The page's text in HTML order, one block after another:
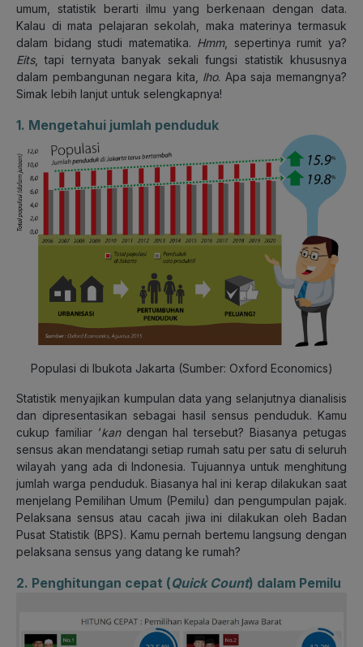
umum, statistik berarti ilmu yang berkenaan dengan data.
Kalau di mata pelajaran sekolah, maka materinya termasuk
dalam bidang studi matematika. Hmm, sepertinya rumit ya?
Eits, tapi ternyata banyak sekali fungsi statistik khususnya
dalam pembangunan negara kita, lho. Apa saja memangnya?
Simak lebih lanjut untuk selengkapnya!
1. Mengetahui jumlah penduduk
Populasi di Ibukota Jakarta (Sumber: Oxford Economics)
Statistik menyajikan kumpulan data yang selanjutnya dianalisis
dan dipresentasikan sebagai hasil sensus penduduk. Kamu
cukup familiar ‘kandengan hal tersebut? Biasanya petugas
sensus akan mendatangi setiap rumah satu per satu di seluruh
wilayah yang ada di Indonesia. Tujuannya untuk menghitung
jumlah warga penduduk. Biasanya hal ini kerap dilakukan saat
menjelang Pemilihan Umum (Pemilu) dan pengumpulan pajak.
Pelaksana sensus atau cacah jiwa ini dilakukan oleh Badan
Pusat Statistik (BPS). Kamu pernah bertemu langsung dengan
pelaksana sensus yang datang ke rumah?
2. Penghitungan cepat (Quick Count) dalam Pemilu